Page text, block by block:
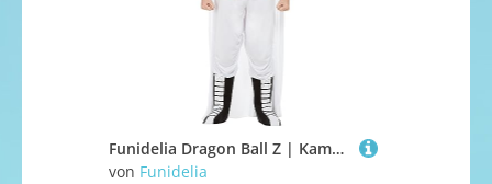
Funidelia Dragon Ball Z | Kampfkünste Meister Mr Hercule Satan | Mann | fg-l | Karnevalskostüm | Verkleidung
von Funidelia